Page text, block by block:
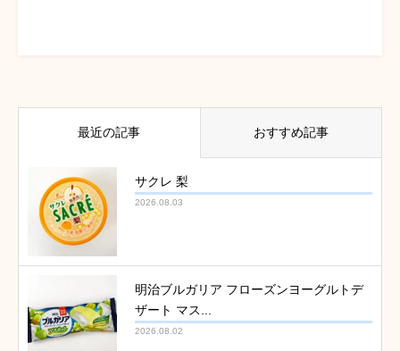
最近の記事 おすすめ記事
サクレ 梨
2026.08.03
明治ブルガリア フローズンヨーグルトデ
ザート マス...
2026.08.02